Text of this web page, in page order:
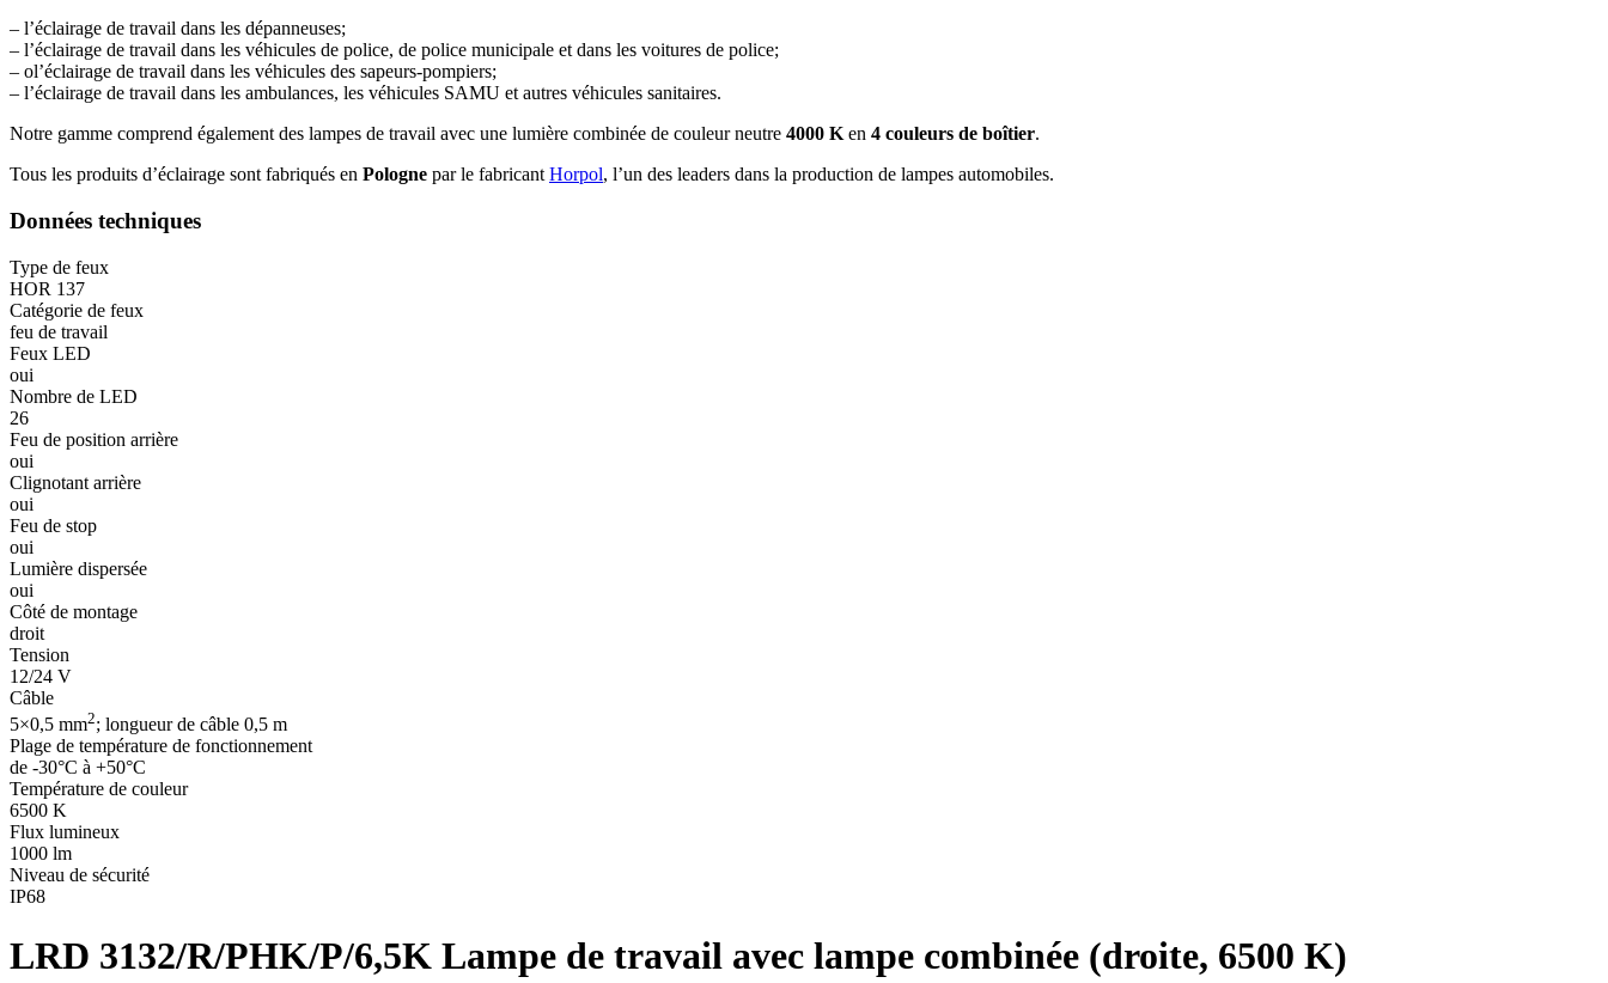
– l’éclairage de travail dans les dépanneuses;
– l’éclairage de travail dans les véhicules de police, de police municipale et dans les voitures de police;
– ol’éclairage de travail dans les véhicules des sapeurs-pompiers;
– l’éclairage de travail dans les ambulances, les véhicules SAMU et autres véhicules sanitaires.
Notre gamme comprend également des lampes de travail avec une lumière combinée de couleur neutre 4000 Ken 4 couleurs de boîtier.
Tous les produits d’éclairage sont fabriqués en Pologne par le fabricantHorpol, l’un des leaders dans la production de lampes automobiles.
Données techniques
Type de feux
HOR 137
Catégorie de feux
feu de travail
Feux LED
oui
Nombre de LED
26
Feu de position arrière
oui
Clignotant arrière
oui
Feu de stop
oui
Lumière dispersée
oui
Côté de montage
droit
Tension
12/24 V
Câble
5×0,5 mm2; longueur de câble 0,5 m
Plage de température de fonctionnement
de -30°C à +50°C
Température de couleur
6500 K
Flux lumineux
1000 lm
Niveau de sécurité
IP68
LRD 3132/R/PHK/P/6,5K Lampe de travail avec lampe combinée (droite, 6500 K)